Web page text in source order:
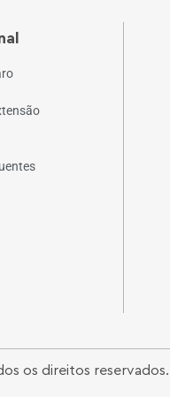
os direitos reservados.